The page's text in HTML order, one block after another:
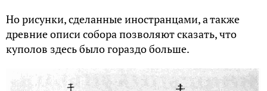
Но рисунки, сделанные иностранцами, а также
древние описи собора позволяют сказать, что
куполов здесь было гораздо больше.